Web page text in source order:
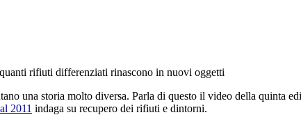
rifiuti differenziati rinascono in nuovi oggetti
una storia molto diversa. Parla di questo il video della quinta
2011 indaga su recupero dei rifiuti e dintorni.